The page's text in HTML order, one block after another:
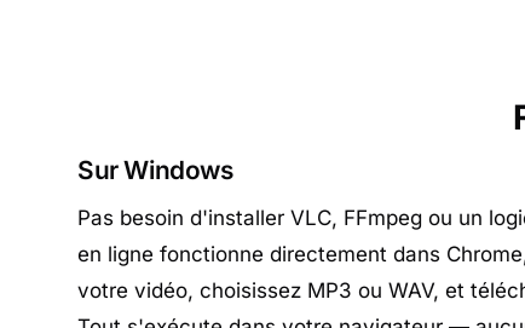
Sur Windows
Pas besoin d'installer VLC, FFmpeg ou un
en ligne fonctionne directement dans
votre vidéo, choisissez MP3 ou WAV, et